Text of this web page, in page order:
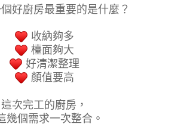
好廚房最重要的是什麼？
收納夠多
檯面夠大
好清潔整理
顏值要高
這次完工的廚房，
幾個需求一次整合。